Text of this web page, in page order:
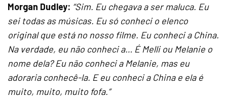
Morgan Dudley: “Sim. Eu chegava a ser maluca. Eu
sei todas as músicas. Eu só conheci o elenco
original que está no nosso filme. Eu conheci a China.
Na verdade, eu não conheci a… É Melli ou Melanie o
nome dela? Eu não conheci a Melanie, mas eu
adoraria conhecê-la. E eu conheci a China e ela é
muito, muito, muito fofa.”